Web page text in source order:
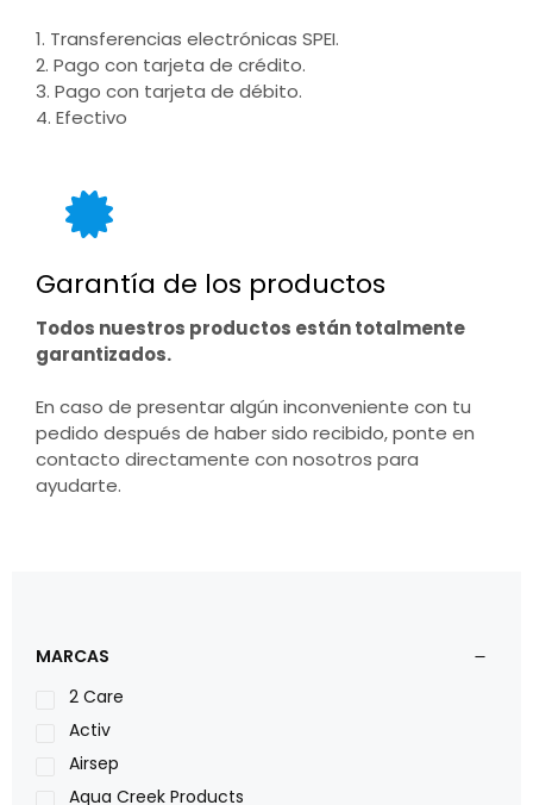
1. Transferencias electrónicas SPEI.
2. Pago con tarjeta de crédito.
3. Pago con tarjeta de débito.
4. Efectivo
Garantía de los productos
Todos nuestros productos están totalmente
garantizados.
En caso de presentar algún inconveniente con tu
pedido después de haber sido recibido, ponte en
contacto directamente con nosotros para
ayudarte.
MARCAS
2 Care
Activ
Airsep
Aqua Creek Products